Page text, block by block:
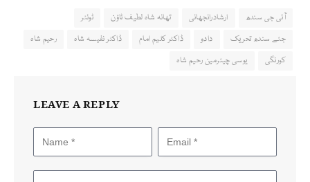
آئی جی سندھ ارشادرانجھانی تھانہ شاہ لطیف ٹاؤن
ٹوئٹر
جئے سندھ تحریک
دادو ڈاکٹر کلیم امام ڈاکٹر نفیسہ شاہ
رحیم شاہ
کورنگی
یوسی چیئرمین رحیم شاہ
LEAVE A REPLY